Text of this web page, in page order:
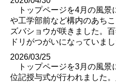
トップページを4月の風景
や工学部前など構内のあち
ズバショウが咲きました。
ドリがつがいになっていまし
2026/03/25
トップページを3月の風景
位記授与式が行われました